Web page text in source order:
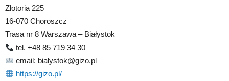
Złotoria 225
16-070 Choroszcz
Trasa nr 8 Warszawa – Białystok
tel. +48 85 719 34 30
email: bialystok@gizo.pl
https://gizo.pl/